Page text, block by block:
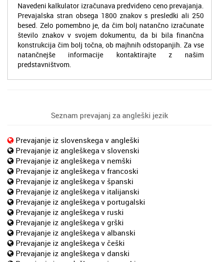
Navedeni kalkulator izračunava predvideno ceno prevajanja.
Prevajalska stran obsega 1800 znakov s presledki ali 250
besed. Zelo pomembno je, da čim bolj natančno izračunate
število znakov v svojem dokumentu, da bi bila finančna
konstrukcija čim bolj točna, ob majhnih odstopanjih. Za vse
natančnejše informacije kontaktirajte z našim
predstavništvom.
Seznam prevajanj za angleški jezik
Prevajanje iz slovenskega v angleški
Prevajanje iz angleškega v slovenski
Prevajanje iz angleškega v nemški
Prevajanje iz angleškega v francoski
Prevajanje iz angleškega v španski
Prevajanje iz angleškega v italijanski
Prevajanje iz angleškega v portugalski
Prevajanje iz angleškega v ruski
Prevajanje iz angleškega v grški
Prevajanje iz angleškega v albanski
Prevajanje iz angleškega v češki
Prevajanje iz angleškega v danski